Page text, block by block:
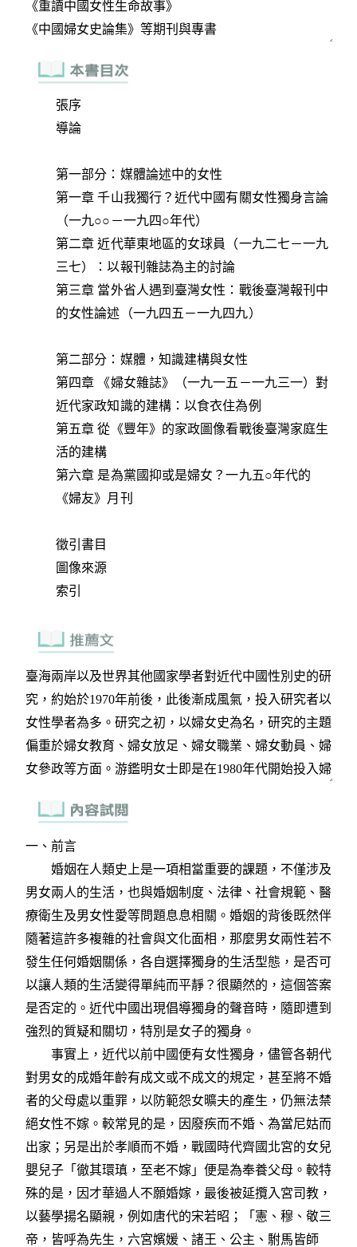
張序
導論
第一部分：媒體論述中的女性
第一章 千山我獨行？近代中國有關女性獨身言論
（一九○○－一九四○年代）
第二章 近代華東地區的女球員（一九二七－一九
三七）：以報刊雜誌為主的討論
第三章 當外省人遇到臺灣女性：戰後臺灣報刊中
的女性論述（一九四五－一九四九）
第二部分：媒體，知識建構與女性
第四章 《婦女雜誌》（一九一五－一九三一）對
近代家政知識的建構：以食衣住為例
第五章 從《豐年》的家政圖像看戰後臺灣家庭生
活的建構
第六章 是為黨國抑或是婦女？一九五○年代的
《婦友》月刊
徵引書目
圖像來源
索引